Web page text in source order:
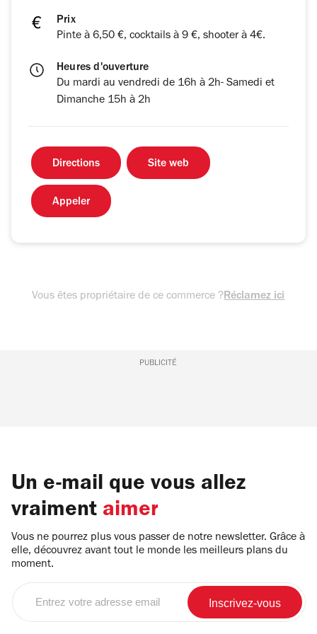
Prix
Pinte à 6,50 €, cocktails à 9 €, shooter à 4€.
Heures d'ouverture
Du mardi au vendredi de 16h à 2h- Samedi et
Dimanche 15h à 2h
Directions Site web
Appeler
Vous êtes propriétaire de ce commerce ?Réclamez ici
PUBLICITÉ
Un e-mail que vous allez
vraiment aimer
Vous ne pourrez plus vous passer de notre newsletter. Grâce à
elle, découvrez avant tout le monde les meilleurs plans du
moment.